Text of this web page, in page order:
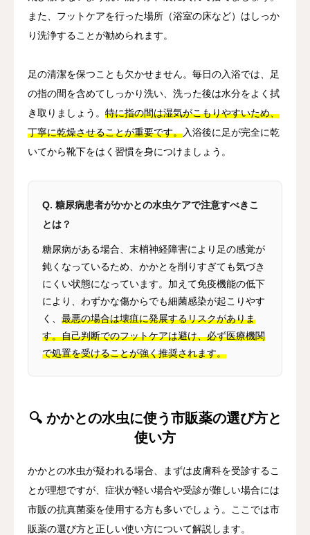
また、フットケアを行った場所（浴室の床など）はしっか
り洗浄することが勧められます。
足の清潔を保つことも欠かせません。毎日の入浴では、足
の指の間を含めてしっかり洗い、洗った後は水分をよく拭
き取りましょう。 特に指の間は湿気がこもりやすいため、
丁寧に乾燥させることが重要です。入浴後に足が完全に乾
いてから靴下をはく習慣を身につけましょう。
Q. 糖尿病患者がかかとの水虫ケアで注意すべきこ
とは？
糖尿病がある場合、末梢神経障害により足の感覚が
鈍くなっているため、かかとを削りすぎても気づき
にくい状態になっています。加えて免疫機能の低下
により、わずかな傷からでも細菌感染が起こりやす
く、 最悪の場合は壊疽に発展するリスクがありま
す。自己判断でのフットケアは避け、必ず医療機関
で処置を受けることが強く推奨されます。
🔍 かかとの水虫に使う市販薬の選び方と
使い方
かかとの水虫が疑われる場合、まずは皮膚科を受診するこ
とが理想ですが、症状が軽い場合や受診が難しい場合には
市販の抗真菌薬を使用する方も多いでしょう。ここでは市
販薬の選び方と正しい使い方について解説します。